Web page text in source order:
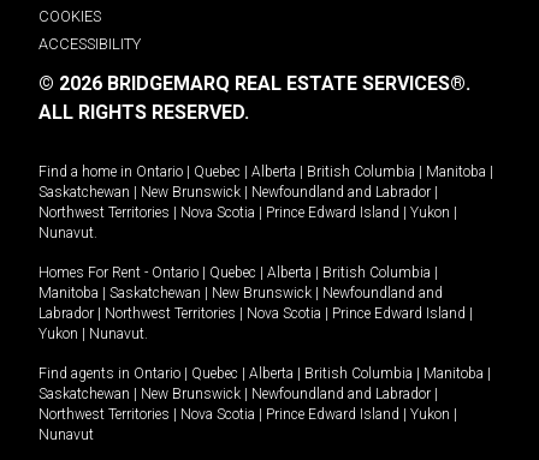
COOKIES
ACCESSIBILITY
© 2026 BRIDGEMARQ REAL ESTATE SERVICES®.
ALL RIGHTS RESERVED.
Find a home in Ontario | Quebec | Alberta | British Columbia | Manitoba |
Saskatchewan | New Brunswick | Newfoundland and Labrador |
Northwest Territories | Nova Scotia | Prince Edward Island | Yukon |
Nunavut.
Homes For Rent - Ontario | Quebec | Alberta | British Columbia |
Manitoba | Saskatchewan | New Brunswick | Newfoundland and
Labrador | Northwest Territories | Nova Scotia | Prince Edward Island |
Yukon | Nunavut.
Find agents in Ontario | Quebec | Alberta | British Columbia | Manitoba |
Saskatchewan | New Brunswick | Newfoundland and Labrador |
Northwest Territories | Nova Scotia | Prince Edward Island | Yukon |
Nunavut